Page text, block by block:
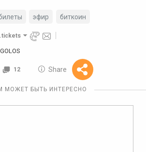
эфир биткоин
12 Share
Reward
10 GOLOS
МОЖЕТ БЫТЬ ИНТЕРЕСНО